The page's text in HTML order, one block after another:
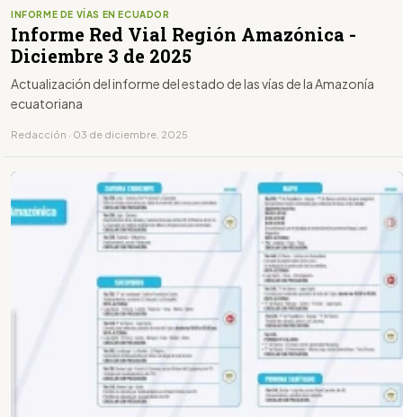
INFORME DE VÍAS EN ECUADOR
Informe Red Vial Región Amazónica -
Diciembre 3 de 2025
Actualización del informe del estado de las vías de la Amazonía
ecuatoriana
Redacción · 03 de diciembre, 2025